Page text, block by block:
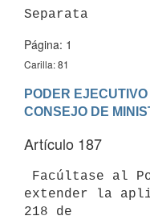
Página: 1
Carilla: 81
PODER EJECUTIVO
Artículo 187
extender la
218 de